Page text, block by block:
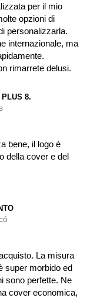
per il mio
opzioni di
personalizzarla.
internazionale, ma
rimarrete delusi.
PLUS 8.
bene, il logo è
della cover e del
La misura
super morbido ed
sono perfette. Ne
cover economica,